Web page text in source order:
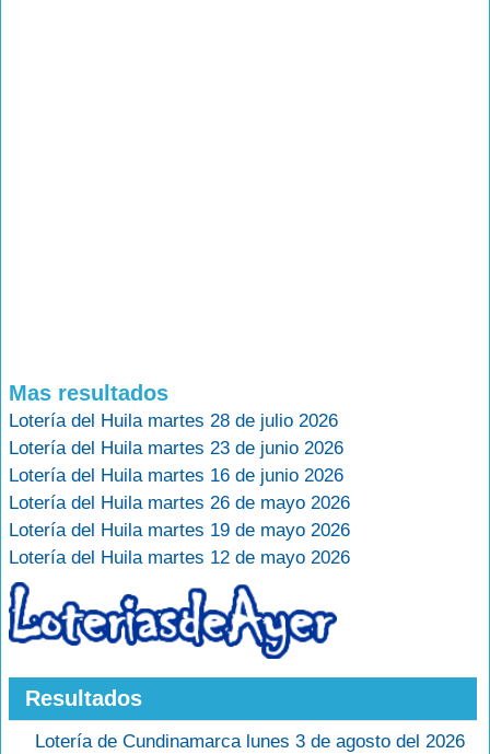
Mas resultados
Lotería del Huila martes 28 de julio 2026
Lotería del Huila martes 23 de junio 2026
Lotería del Huila martes 16 de junio 2026
Lotería del Huila martes 26 de mayo 2026
Lotería del Huila martes 19 de mayo 2026
Lotería del Huila martes 12 de mayo 2026
Resultados
Lotería de Cundinamarca lunes 3 de agosto del 2026